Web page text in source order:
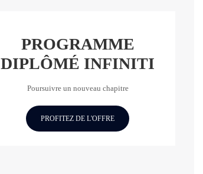
PROGRAMME
DIPLÔMÉ INFINITI
Poursuivre un nouveau chapitre
PROFITEZ DE L'OFFRE